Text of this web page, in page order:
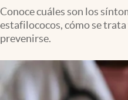
PC y mobile
Lifestyle
Conoce cuáles son los
estafilococos, cómo se
prevenirse.